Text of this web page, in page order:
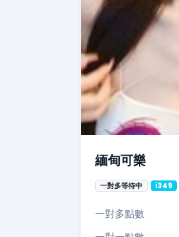
緬甸可樂
一對多等待中 i349
一對多點數